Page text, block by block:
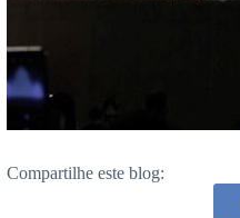
Compartilhe este blog: